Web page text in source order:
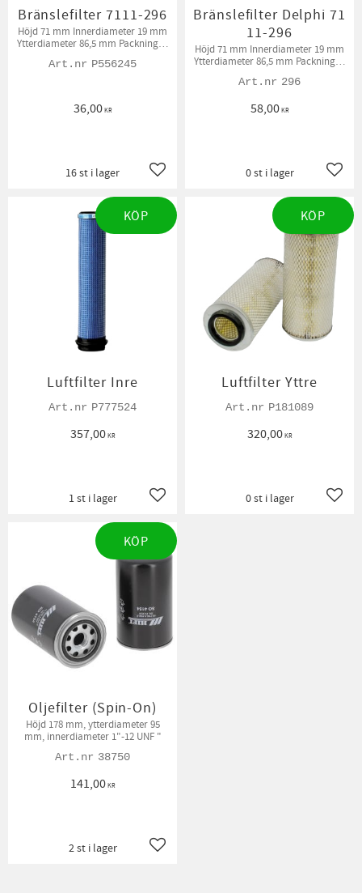
Bränslefilter 7111-296
Höjd 71 mm Innerdiameter 19 mm
Ytterdiameter 86,5 mm Packningar
P556245
36,00KR
Lägg till i favoriter
16 st i lager
Bränslefilter Delphi 71
11-296
Höjd 71 mm Innerdiameter 19 mm
Ytterdiameter 86,5 mm Packningar
296
58,00KR
0 st i lager
Luftfilter Inre
P777524
357,00KR
Lägg till i favoriter
1 st i lager
KÖP
Luftfilter Yttre
P181089
320,00KR
0 st i lager
KÖP
Oljefilter (Spin-On)
Höjd 178 mm, ytterdiameter 95
mm, innerdiameter 1"-12 UNF "
38750
141,00KR
Lägg till i favoriter
2 st i lager
KÖP